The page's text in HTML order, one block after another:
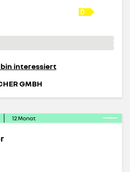
interessiert
GMBH
12Monat